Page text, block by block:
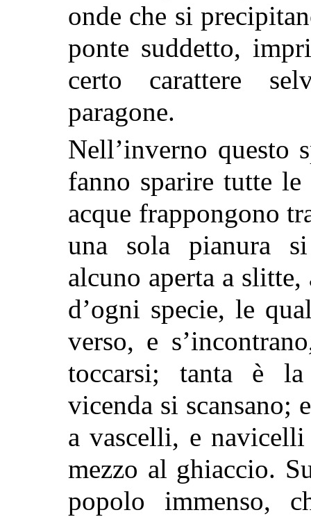
onde che si
ponte suddetto,
certo carattere
paragone.
Nell’inverno questo
fanno sparire tutte le
acque frappongono
una sola pianura si
alcuno aperta a
d’ogni specie, le
verso, e
toccarsi; tanta è
vicenda si scansano;
a vascelli, e
mezzo al ghiaccio.
popolo immenso,